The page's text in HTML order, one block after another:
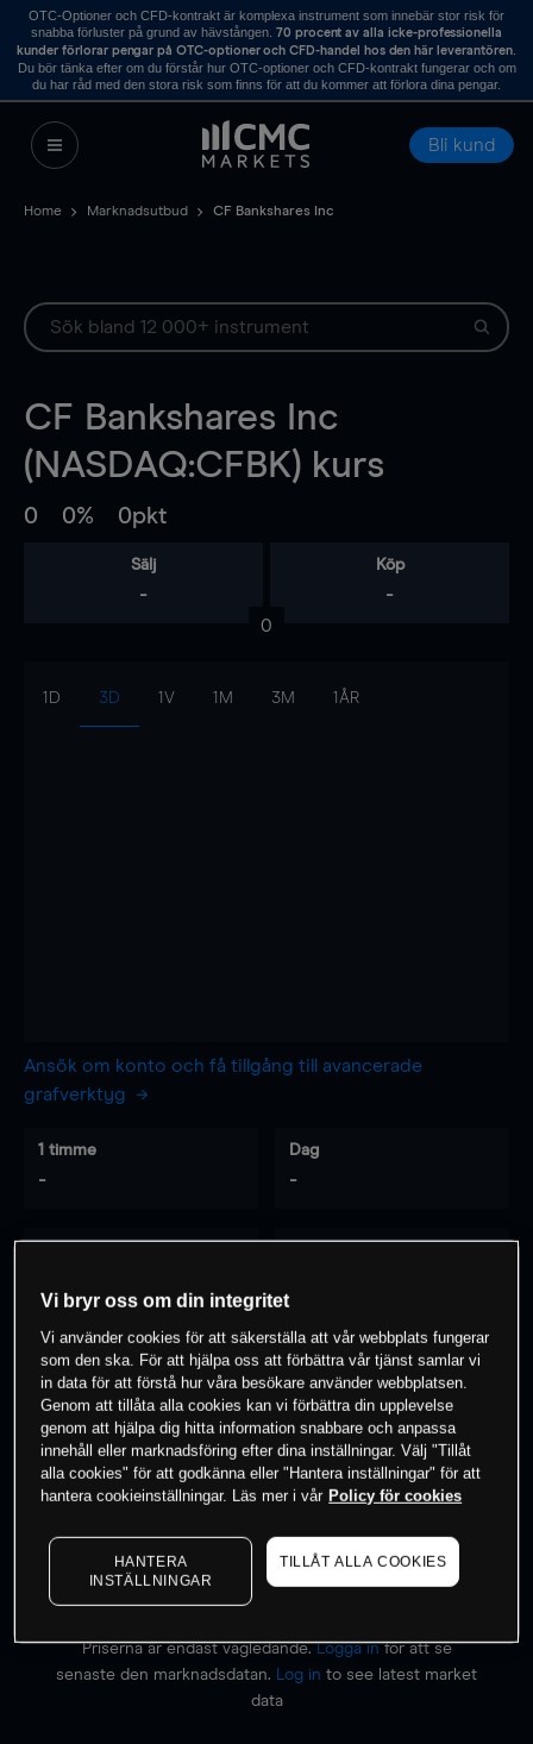
OTC-Optioner och CFD-kontrakt är komplexa instrument som innebär stor risk för
snabba förluster på grund av hävstången. 70 procent av alla icke-professionella
kunder förlorar pengar på OTC-optioner och CFD-handel hos den här leverantören.
Du bör tänka efter om du förstår hur OTC-optioner och CFD-kontrakt fungerar och om
du har råd med den stora risk som finns för att du kommer att förlora dina pengar.
Bli kund
Home Marknadsutbud CF Bankshares Inc
CF Bankshares Inc
(NASDAQ:CFBK) kurs
0 0% 0pkt
Sälj
-
Köp
-
0
1D 3D 1V 1M 3M 1ÅR
Ansök om konto och få tillgång till avancerade
grafverktyg
1 timme
-
Dag
-
0% av kunderna har en position i detta
instrument
Börja handla
Priserna är endast vägledande.Logga inför att se
senaste den marknadsdatan.
Log in to see latest market
data
Vi bryr oss om din integritet
Vi använder cookies för att säkerställa att vår webbplats fungerar
som den ska. För att hjälpa oss att förbättra vår tjänst samlar vi
in data för att förstå hur våra besökare använder webbplatsen.
Genom att tillåta alla cookies kan vi förbättra din upplevelse
genom att hjälpa dig hitta information snabbare och anpassa
innehåll eller marknadsföring efter dina inställningar. Välj "Tillåt
alla cookies" för att godkänna eller "Hantera inställningar" för att
hantera cookieinställningar. Läs mer i vår Policy för cookies
HANTERA
INSTÄLLNINGAR
TILLÅT ALLA COOKIES